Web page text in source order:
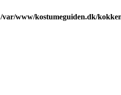
/var/www/kostumeguiden.dk/